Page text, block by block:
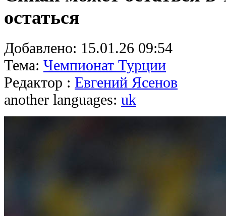
остаться
Добавлено: 15.01.26 09:54
Тема: Чемпионат Турции
Редактор : Евгений Ясенов
another languages: uk